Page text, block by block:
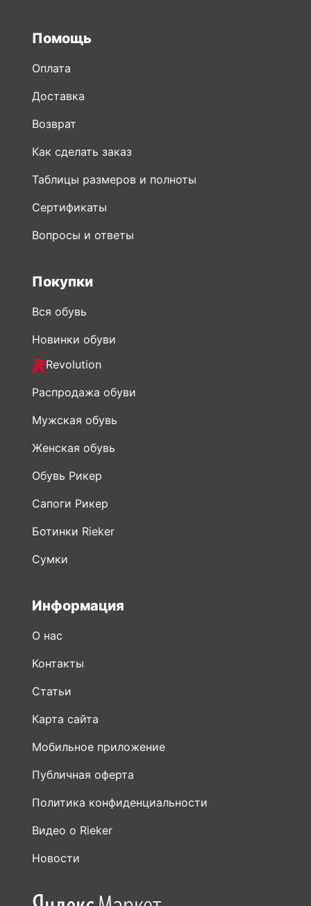
Помощь
Оплата
Доставка
Возврат
Как сделать заказ
Таблицы размеров и полноты
Сертификаты
Вопросы и ответы
Покупки
Вся обувь
Новинки обуви
Revolution
Распродажа обуви
Мужская обувь
Женская обувь
Обувь Рикер
Сапоги Рикер
Ботинки Rieker
Сумки
Информация
О нас
Контакты
Статьи
Карта сайта
Мобильное приложение
Публичная оферта
Политика конфиденциальности
Видео о Rieker
Новости